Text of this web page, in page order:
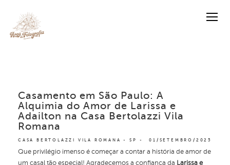
CASA BERTOLAZZI VILA ROMANA - SP 01/SETEMBRO/2025
Casamento em São Paulo: A
Alquimia do Amor de Larissa e
Adailton na Casa Bertolazzi Vila
Romana
Que privilégio imenso é começar a contar a história de amor de
um casal tão especial! Agradecemos a confiança da Larissa e